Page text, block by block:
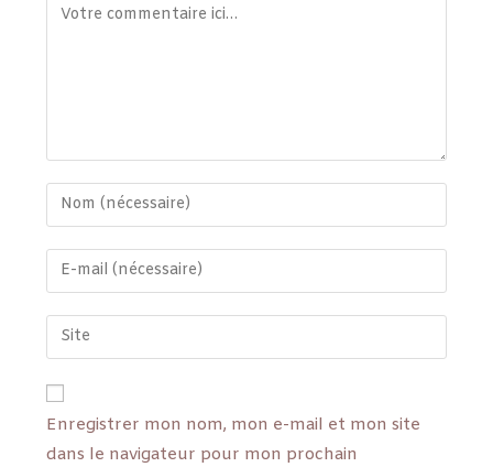
Enregistrer mon nom, mon e-mail et mon site
dans le navigateur pour mon prochain